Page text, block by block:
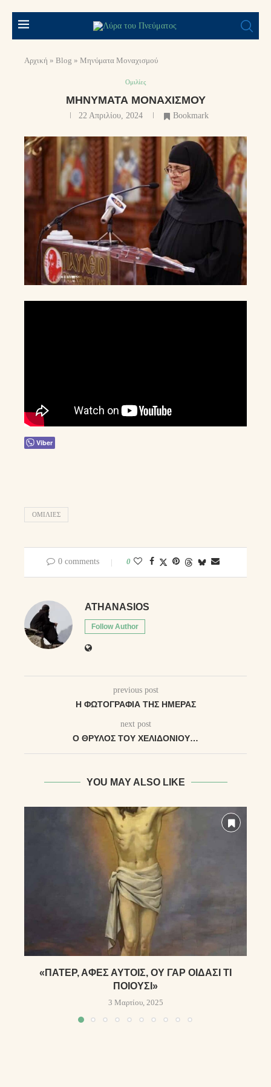
Αρχική » Blog » Μηνύματα Μοναχισμού
Ομιλίες
ΜΗΝΎΜΑΤΑ ΜΟΝΑΧΙΣΜΟΎ
22 Απριλίου, 2024 Bookmark
Viber
ΟΜΙΛΊΕΣ
0 comments 0
ATHANASIOS
Follow Author
previous post
Η ΦΩΤΟΓΡΑΦΊΑ ΤΗΣ ΗΜΈΡΑΣ
next post
Ο ΘΡΎΛΟΣ ΤΟΥ ΧΕΛΙΔΟΝΙΟΎ…
YOU MAY ALSO LIKE
«ΠΆΤΕΡ, ΆΦΕΣ ΑΥΤΟΊΣ, ΟΥ ΓΆΡ ΟΊΔΑΣΙ ΤΊ
ΠΟΙΟΎΣΙ»
3 Μαρτίου, 2025